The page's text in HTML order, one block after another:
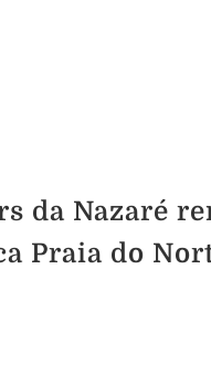
da Nazaré
Praia do